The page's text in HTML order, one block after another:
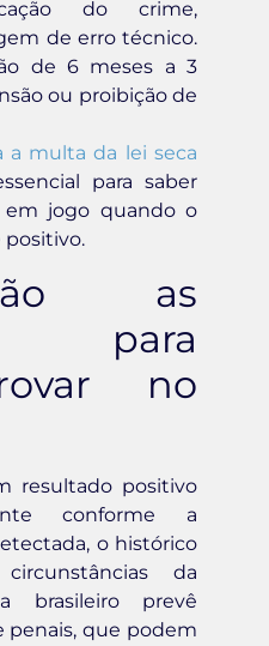
do crime,
de erro técnico.
de 6 meses a 3
ou proibição de
a multa da lei seca
para saber
jogo quando o
positivo.
as
para
no
resultado positivo
conforme a
o histórico
da
brasileiro prevê
penais, que podem